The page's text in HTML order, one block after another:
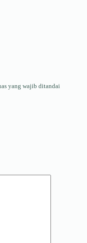
yang wajib ditandai